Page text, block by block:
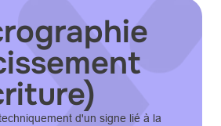
d'un signe lié à la